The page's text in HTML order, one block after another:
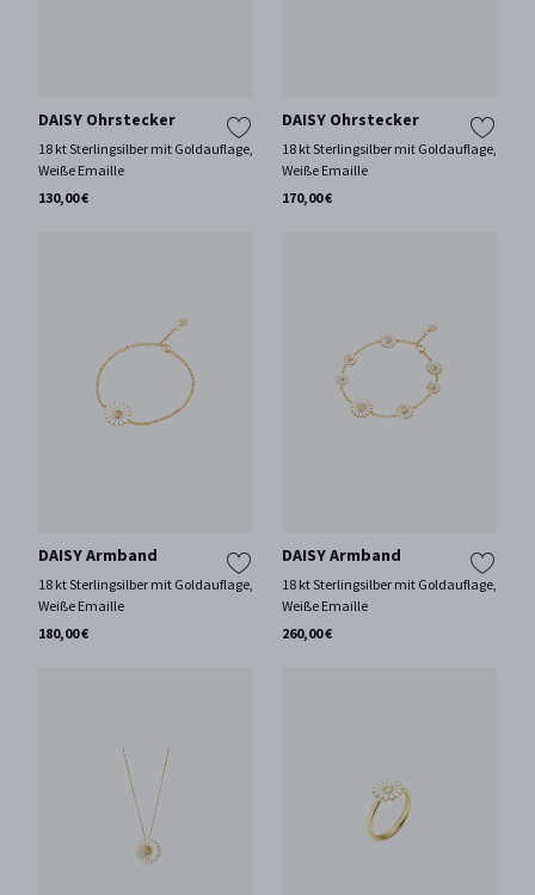
DAISY Ohrstecker
18 kt Sterlingsilber mit Goldauflage,
Weiße Emaille
130,00 €
DAISY Ohrstecker
18 kt Sterlingsilber mit Goldauflage,
Weiße Emaille
170,00 €
DAISY Armband
18 kt Sterlingsilber mit Goldauflage,
Weiße Emaille
180,00 €
DAISY Armband
18 kt Sterlingsilber mit Goldauflage,
Weiße Emaille
260,00 €